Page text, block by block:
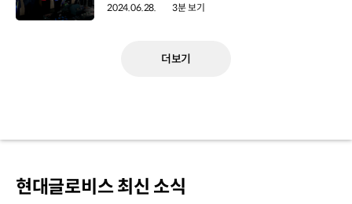
2024.06.28. 3분 보기
더보기
현대글로비스 최신 소식